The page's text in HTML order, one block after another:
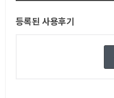
등록된 사용후기